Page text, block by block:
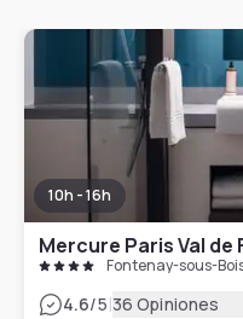
10h - 16h
Mercure Paris Val
Fontenay-sous-
4.6/5|36 Opiniones